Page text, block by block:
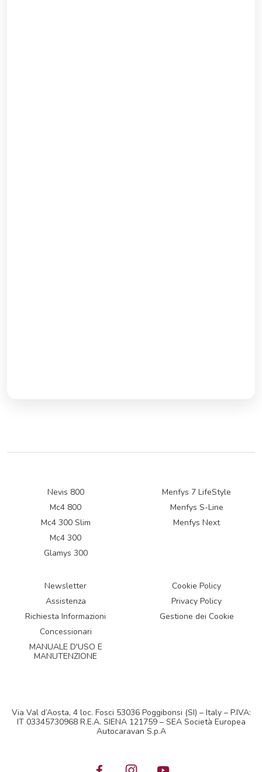
Nevis 800
Mc4 800
Mc4 300 Slim
Mc4 300
Glamys 300
Menfys 7 LifeStyle
Menfys S-Line
Menfys Next
Newsletter
Assistenza
Richiesta Informazioni
Concessionari
MANUALE D'USO E
MANUTENZIONE
Cookie Policy
Privacy Policy
Gestione dei Cookie
Via Val d’Aosta, 4 loc. Fosci 53036 Poggibonsi (SI) – Italy – P.IVA:
IT 03345730968 R.E.A. SIENA 121759 – SEA Società Europea
Autocaravan S.p.A